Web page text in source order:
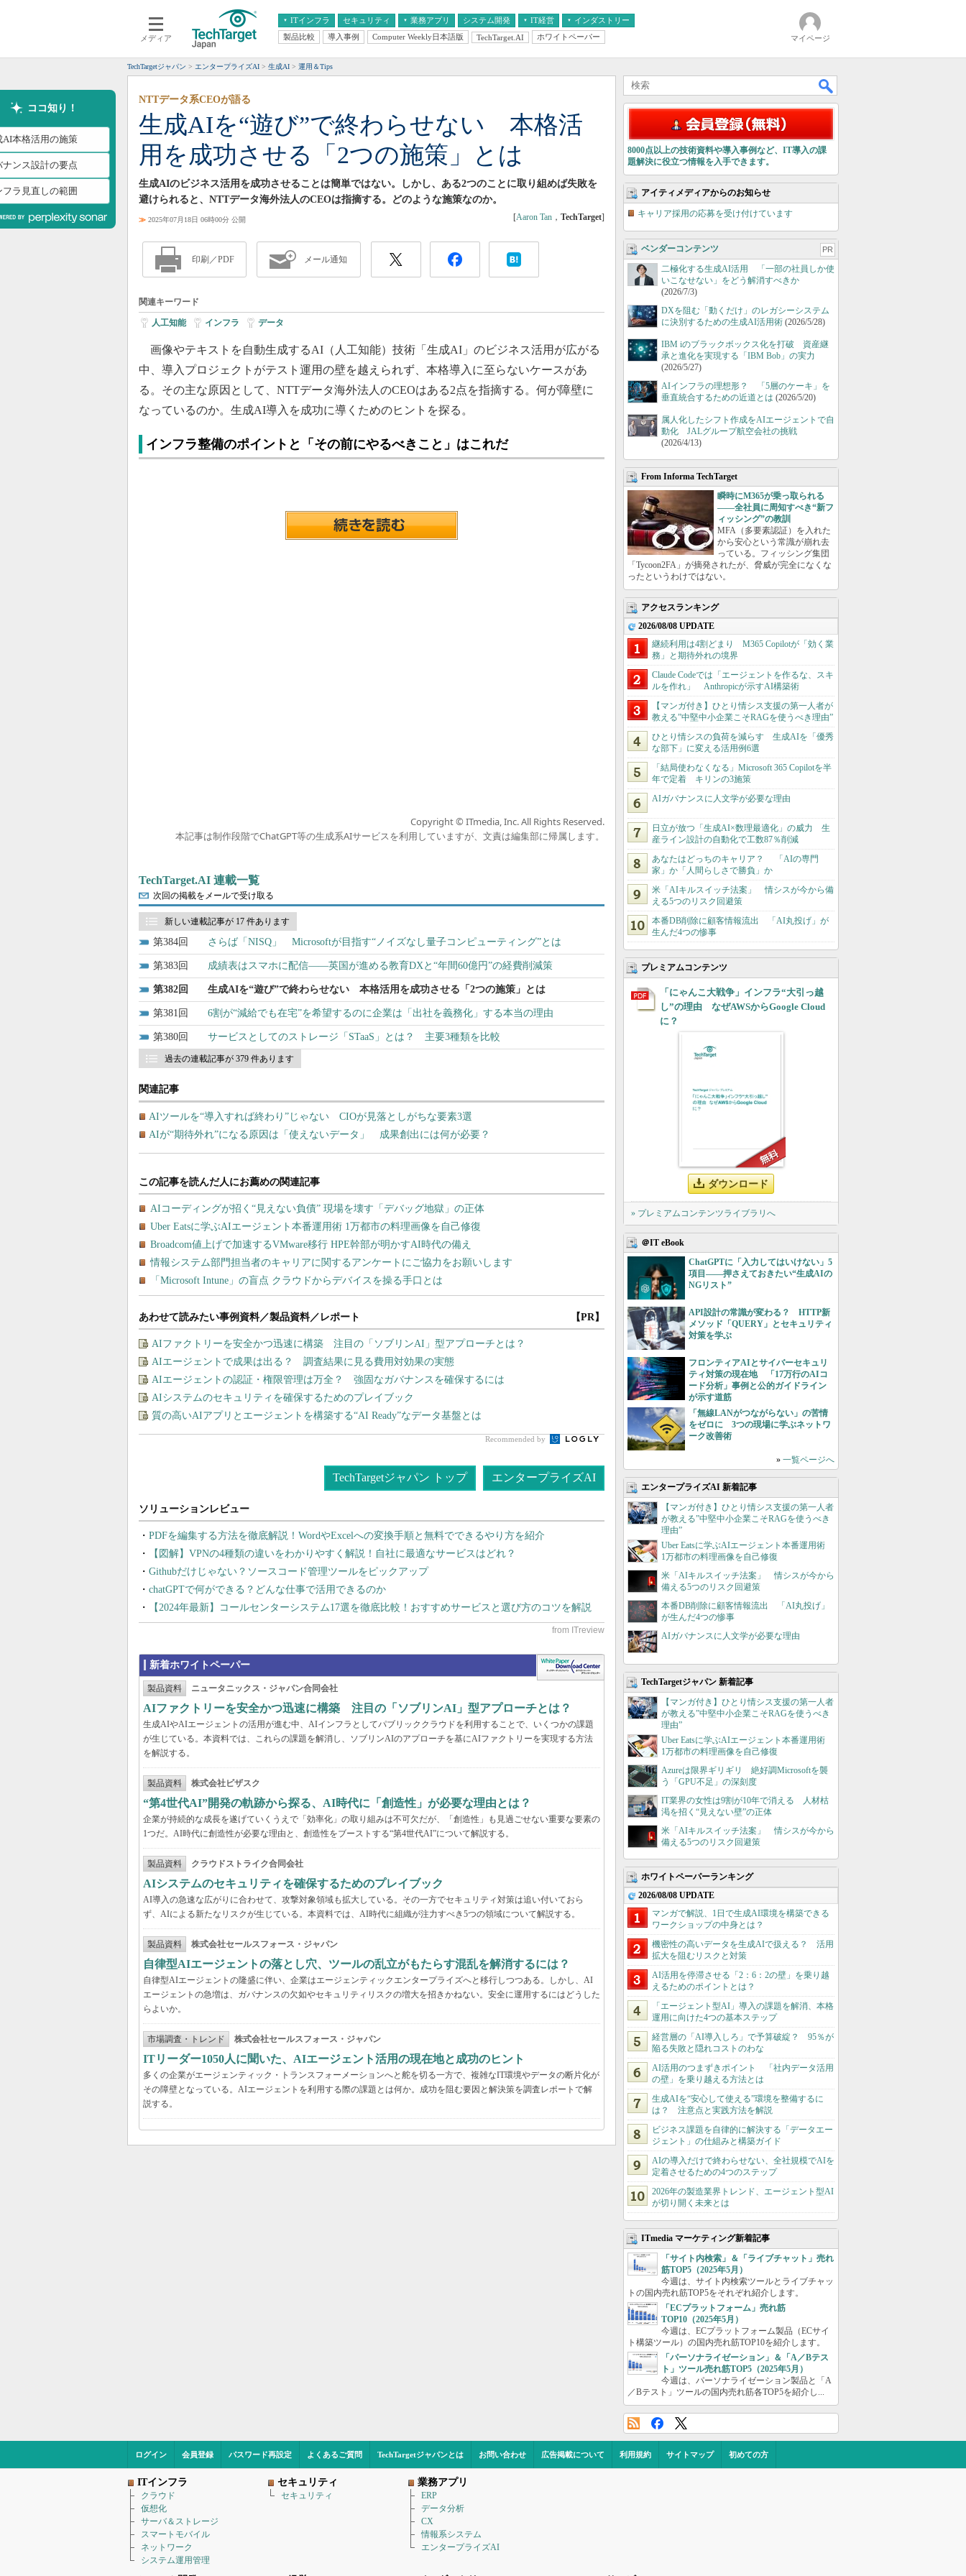
メディア
ITインフラ
クラウド
スマートモバイル
ネットワーク
システム運用管理
セキュリティ 業務アプリ
エンタープライズAI
ERP
情報系システム
システム開発 IT経営
経営とIT
インダストリー
医療IT
製品比較 導入事例 Computer Weekly日本語版 TechTarget.AI ホワイトペーパー マイページ
TechTargetジャパン エンタープライズAI 生成AI 運用＆Tips
ココ知り！
AI本格活用の施策
ナンス設計の要点
フラ見直しの範囲
生成AIを“遊び”で終わらせない 本格活
用を成功させる「2つの施策」とは
NTTデータ系CEOが語る
生成AIのビジネス活用を成功させることは簡単ではない。しかし、ある2つのことに取り組めば失敗を
避けられると、NTTデータ海外法人のCEOは指摘する。どのような施策なのか。
≫ 2025年07月18日 06時00分 公開 [Aaron Tan ， TechTarget]
印刷／PDF メール通知
関連キーワード
人工知能| インフラ データ
画像やテキストを自動生成するAI（人工知能）技術「生成AI」のビジネス活用が広がる
中、導入プロジェクトがテスト運用の壁を越えられず、本格導入に至らないケースがあ
る。その主な原因として、NTTデータ海外法人のCEOはある2点を指摘する。何が障壁に
なっているのか。生成AI導入を成功に導くためのヒントを探る。
インフラ整備のポイントと「その前にやるべきこと」はこれだ
Copyright © ITmedia, Inc. All Rights Reserved.
本記事は制作段階でChatGPT等の生成系AIサービスを利用していますが、文責は編集部に帰属します。
TechTarget.AI 連載一覧
次回の掲載をメールで受け取る
新しい連載記事が 17 件あります
384 さらば「NISQ」 Microsoftが目指す“ノイズなし量子コンピューティング”とは
383 成績表はスマホに配信――英国が進める教育DXと“年間60億円”の経費削減策
382 生成AIを“遊び”で終わらせない 本格活用を成功させる「2つの施策」とは
381 6割が“減給でも在宅”を希望するのに企業は「出社を義務化」する本当の理由
380 サービスとしてのストレージ「STaaS」とは？ 主要3種類を比較
過去の連載記事が 379 件あります
関連記事
AIツールを“導入すれば終わり”じゃない CIOが見落としがちな要素3選
AIが“期待外れ”になる原因は「使えないデータ」 成果創出には何が必要？
あわせて読みたい事例資料／製品資料／レポート 【PR】
AIファクトリーを安全かつ迅速に構築 注目の「ソブリンAI」型アプローチとは？
AIエージェントで成果は出る？ 調査結果に見る費用対効果の実態
AIエージェントの認証・権限管理は万全？ 強固なガバナンスを確保するには
AIシステムのセキュリティを確保するためのプレイブック
質の高いAIアプリとエージェントを構築する“AI Ready”なデータ基盤とは
Recommended by
TechTargetジャパン トップ エンタープライズAI
PDFを編集する方法を徹底解説！WordやExcelへの変換手順と無料でできるやり方を紹介
【図解】VPNの4種類の違いをわかりやすく解説！自社に最適なサービスはどれ？
Githubだけじゃない？ソースコード管理ツールをピックアップ
chatGPTで何ができる？どんな仕事で活用できるのか
【2024年最新】コールセンターシステム17選を徹底比較！おすすめサービスと選び方のコツを解説
新着ホワイトペーパー
製品資料 ニュータニックス・ジャパン合同会社
AIファクトリーを安全かつ迅速に構築 注目の「ソブリンAI」型アプローチとは？
生成AIやAIエージェントの活用が進む中、AIインフラとしてパブリッククラウドを利用することで、いくつかの課題
が生じている。本資料では、これらの課題を解消し、ソブリンAIのアプローチを基にAIファクトリーを実現する方法
を解説する。
製品資料 株式会社ビザスク
“第4世代AI”開発の軌跡から探る、AI時代に「創造性」が必要な理由とは？
企業が持続的な成長を遂げていくうえで「効率化」の取り組みは不可欠だが、「創造性」も見過ごせない重要な要素の
1つだ。AI時代に創造性が必要な理由と、創造性をブーストする“第4世代AI”について解説する。
製品資料 クラウドストライク合同会社
AIシステムのセキュリティを確保するためのプレイブック
AI導入の急速な広がりに合わせて、攻撃対象領域も拡大している。その一方でセキュリティ対策は追い付いておら
ず、AIによる新たなリスクが生じている。本資料では、AI時代に組織が注力すべき5つの領域について解説する。
製品資料 株式会社セールスフォース・ジャパン
自律型AIエージェントの落とし穴、ツールの乱立がもたらす混乱を解消するには？
自律型AIエージェントの隆盛に伴い、企業はエージェンティックエンタープライズへと移行しつつある。しかし、AI
エージェントの急増は、ガバナンスの欠如やセキュリティリスクの増大を招きかねない。安全に運用するにはどうした
らよいか。
市場調査・トレンド 株式会社セールスフォース・ジャパン
ITリーダー1050人に聞いた、AIエージェント活用の現在地と成功のヒント
多くの企業がエージェンティック・トランスフォーメーションへと舵を切る一方で、複雑なIT環境やデータの断片化が
その障壁となっている。AIエージェントを利用する際の課題とは何か。成功を阻む要因と解決策を調査レポートで解
説する。
8000点以上の技術資料や導入事例など、IT導入の課
題解決に役立つ情報を入手できます。
アイティメディアからのお知らせ
キャリア採用の応募を受け付けています
ベンダーコンテンツ PR
二極化する生成AI活用 「一部の社員しか使
いこなせない」をどう解消すべきか
(2026/7/3)
DXを阻む「動くだけ」のレガシーシステム
に決別するための生成AI活用術 (2026/5/28)
IBM iのブラックボックス化を打破 資産継
承と進化を実現する「IBM Bob」の実力
(2026/5/27)
AIインフラの理想形？ 「5層のケーキ」を
垂直統合するための近道とは (2026/5/20)
属人化したシフト作成をAIエージェントで自
動化 JALグループ航空会社の挑戦
(2026/4/13)
From Informa TechTarget
瞬時にM365が乗っ取られる
――全社員に周知すべき“新フ
ィッシング”の教訓
MFA（多要素認証）を入れた
から安心という常識が崩れ去
っている。フィッシング集団
「Tycoon2FA」が摘発されたが、脅威が完全になくな
ったというわけではない。
アクセスランキング
2026/08/08 UPDATE
継続利用は4割どまり M365 Copilotが「効く業
務」と期待外れの境界
Claude Codeでは「エージェントを作るな、スキ
ルを作れ」 Anthropicが示すAI構築術
【マンガ付き】ひとり情シス支援の第一人者が
教える”中堅中小企業こそRAGを使うべき理由”
ひとり情シスの負荷を減らす 生成AIを「優秀
な部下」に変える活用例6選
「結局使わなくなる」Microsoft 365 Copilotを半
年で定着 キリンの3施策
AIガバナンスに人文学が必要な理由
日立が放つ「生成AI×数理最適化」の威力 生
産ライン設計の自動化で工数87％削減
あなたはどっちのキャリア？ 「AIの専門
家」か「人間らしさで勝負」か
米「AIキルスイッチ法案」 情シスが今から備
える5つのリスク回避策
本番DB削除に顧客情報流出 「AI丸投げ」が
生んだ4つの惨事
プレミアムコンテンツ
「にゃんこ大戦争」インフラ“大引っ越
し”の理由 なぜAWSからGoogle Cloud
に？
ダウンロード
» プレミアムコンテンツライブラリへ
＠IT eBook
ChatGPTに「入力してはいけない」5
項目――押さえておきたい“生成AIの
NGリスト”
API設計の常識が変わる？ HTTP新
メソッド「QUERY」とセキュリティ
対策を学ぶ
フロンティアAIとサイバーセキュリ
ティ対策の現在地 「17万行のAIコ
ード分析」事例と公的ガイドライン
が示す道筋
「無線LANがつながらない」の苦情
をゼロに 3つの現場に学ぶネットワ
ーク改善術
» 一覧ページへ
エンタープライズAI 新着記事
【マンガ付き】ひとり情シス支援の第一人者
が教える”中堅中小企業こそRAGを使うべき
理由”
Uber Eatsに学ぶAIエージェント本番運用術
1万都市の料理画像を自己修復
米「AIキルスイッチ法案」 情シスが今から
備える5つのリスク回避策
本番DB削除に顧客情報流出 「AI丸投げ」
が生んだ4つの惨事
AIガバナンスに人文学が必要な理由
TechTargetジャパン 新着記事
【マンガ付き】ひとり情シス支援の第一人者
が教える”中堅中小企業こそRAGを使うべき
理由”
Uber Eatsに学ぶAIエージェント本番運用術
1万都市の料理画像を自己修復
Azureは限界ギリギリ 絶好調Microsoftを襲
う「GPU不足」の深刻度
IT業界の女性は9割が10年で消える 人材枯
渇を招く“見えない壁”の正体
米「AIキルスイッチ法案」 情シスが今から
備える5つのリスク回避策
ホワイトペーパーランキング
2026/08/08 UPDATE
マンガで解説、1日で生成AI環境を構築できる
ワークショップの中身とは？
機密性の高いデータを生成AIで扱える？ 活用
拡大を阻むリスクと対策
AI活用を停滞させる「2：6：2の壁」を乗り越
えるためのポイントとは？
「エージェント型AI」導入の課題を解消、本格
運用に向けた4つの基本ステップ
経営層の「AI導入しろ」で予算破綻？ 95％が
陥る失敗と隠れコストのわな
AI活用のつまずきポイント 「社内データ活用
の壁」を乗り越える方法とは
生成AIを“安心して使える”環境を整備するに
は？ 注意点と実践方法を解説
ビジネス課題を自律的に解決する「データエー
ジェント」の仕組みと構築ガイド
AIの導入だけで終わらせない、全社規模でAIを
定着させるための4つのステップ
2026年の製造業界トレンド、エージェント型AI
が切り開く未来とは
ITmedia マーケティング新着記事
「サイト内検索」＆「ライブチャット」売れ
筋TOP5（2025年5月）
今週は、サイト内検索ツールとライブチャッ
トの国内売れ筋TOP5をそれぞれ紹介します。
「ECプラットフォーム」売れ筋
TOP10（2025年5月）
今週は、ECプラットフォーム製品（ECサイ
ト構築ツール）の国内売れ筋TOP10を紹介します。
「パーソナライゼーション」＆「A／Bテス
ト」ツール売れ筋TOP5（2025年5月）
今週は、パーソナライゼーション製品と「A
／Bテスト」ツールの国内売れ筋各TOP5を紹介し...
ログイン 会員登録 パスワード再設定 よくあるご質問 TechTargetジャパンとは お問い合わせ 広告掲載について 利用規約 サイトマップ 初めての方
ITインフラ
クラウド
仮想化
サーバ＆ストレージ
スマートモバイル
ネットワーク
システム運用管理
セキュリティ
セキュリティ
業務アプリ
ERP
データ分析
CX
情報系システム
エンタープライズAI